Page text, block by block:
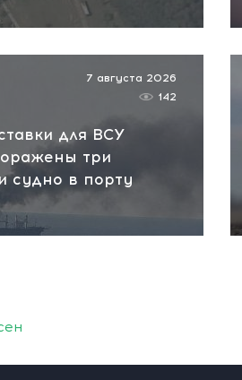
для ВСУ
три
судно в порту
7 августа 2026
142